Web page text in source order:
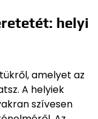
helyi
amelyet az
A helyiek
szívesen